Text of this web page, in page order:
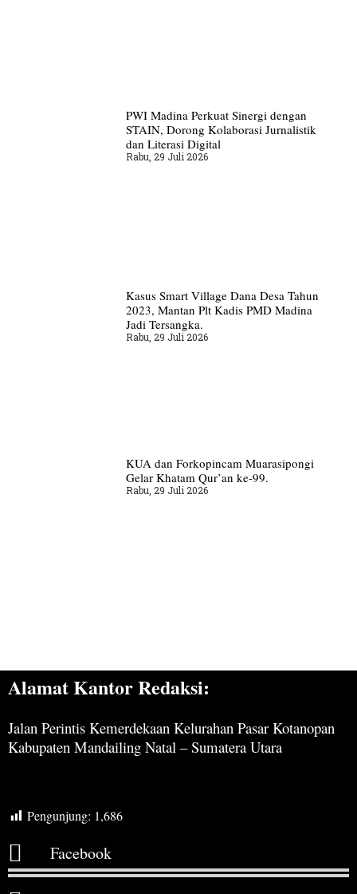
PWI Madina Perkuat Sinergi dengan
STAIN, Dorong Kolaborasi Jurnalistik
dan Literasi Digital
Rabu, 29 Juli 2026
Kasus Smart Village Dana Desa Tahun
2023, Mantan Plt Kadis PMD Madina
Jadi Tersangka.
Rabu, 29 Juli 2026
KUA dan Forkopincam Muarasipongi
Gelar Khatam Qur’an ke-99.
Rabu, 29 Juli 2026
Alamat Kantor Redaksi:
Jalan Perintis Kemerdekaan Kelurahan Pasar Kotanopan
Kabupaten Mandailing Natal – Sumatera Utara
Pengunjung: 1,686
Facebook